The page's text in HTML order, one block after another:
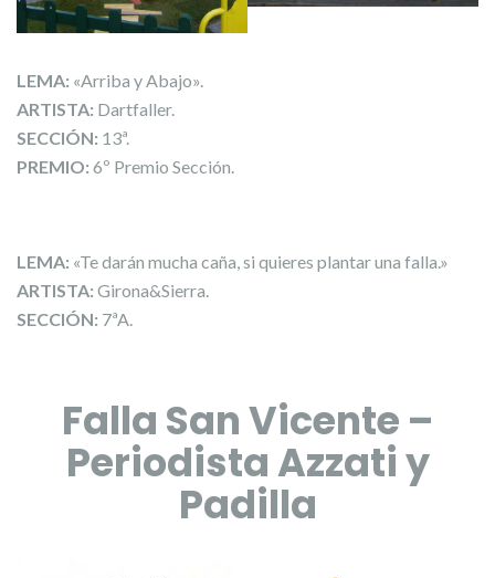
LEMA: «Arriba y Abajo».
ARTISTA: Dartfaller.
SECCIÓN: 13ª.
PREMIO: 6º Premio Sección.
LEMA: «Te darán mucha caña, si quieres plantar una falla.»
ARTISTA: Girona&Sierra.
SECCIÓN: 7ªA.
Falla San Vicente –
Periodista Azzati y
Padilla